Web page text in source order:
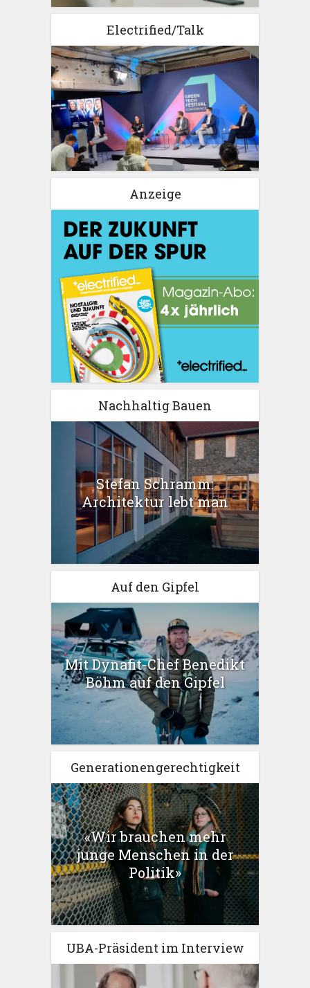
Electrified/Talk
Anzeige
Nachhaltig Bauen
Stefan Schramm:
Architektur lebt man
Auf den Gipfel
Mit Dynafit-Chef Benedikt
Böhm auf den Gipfel
Generationengerechtigkeit
«Wir brauchen mehr
junge Menschen in der
Politik»
UBA-Präsident im Interview